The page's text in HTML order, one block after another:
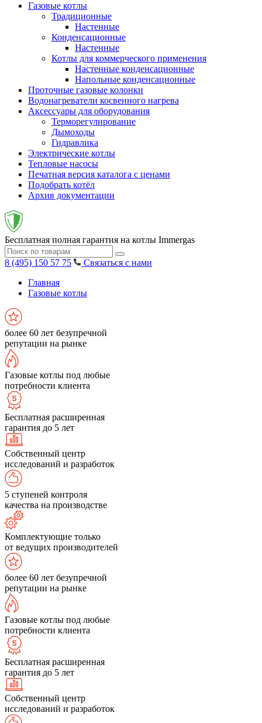
Газовые котлы
Традиционные
Настенные
Конденсационные
Настенные
Котлы для коммерческого применения
Настенные конденсационные
Напольные конденсационные
Проточные газовые колонки
Водонагреватели косвенного нагрева
Аксессуары для оборудования
Терморегулирование
Дымоходы
Гидравлика
Электрические котлы
Тепловые насосы
Печатная версия каталога с ценами
Подобрать котёл
Архив документации
Бесплатная полная гарантия на котлы Immergas
8 (495) 150 57 75
Связаться с нами
Главная
Газовые котлы
более 60 лет безупречной
репутации на рынке
Газовые котлы под любые
потребности клиента
Бесплатная расширенная
гарантия до 5 лет
Собственный центр
исследований и разработок
5 ступеней контроля
качества на производстве
Комплектующие только
от ведущих производителей
более 60 лет безупречной
репутации на рынке
Газовые котлы под любые
потребности клиента
Бесплатная расширенная
гарантия до 5 лет
Собственный центр
исследований и разработок